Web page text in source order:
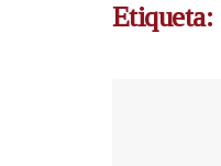
Etiqueta: